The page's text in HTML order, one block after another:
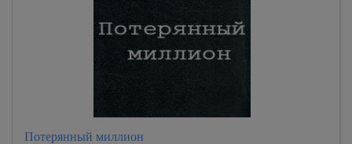
Потерянный миллион